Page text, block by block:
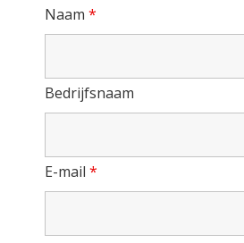
Naam *
Bedrijfsnaam
E-mail *